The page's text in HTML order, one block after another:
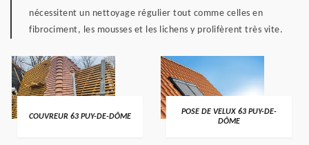
nécessitent un nettoyage régulier tout comme celles en
fibrociment, les mousses et les lichens y prolifèrent très vite.
COUVREUR 63 PUY-DE-DÔME
POSE DE VELUX 63 PUY-DE-
DÔME